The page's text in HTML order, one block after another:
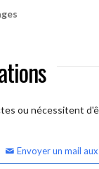
ou nécessitent
Envoyer un mail